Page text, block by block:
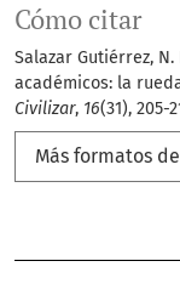
Cómo citar
Salazar Gutiérrez,
académicos: la
Civilizar, 16(31), 205-
Más formatos